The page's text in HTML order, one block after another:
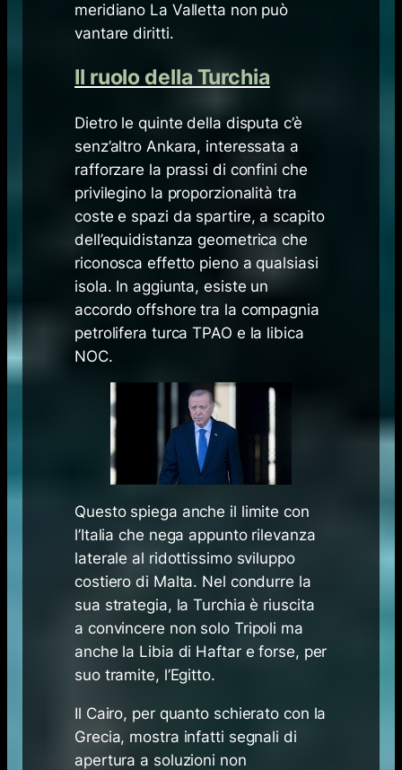
meridiano La Valletta non può
vantare diritti.
Il ruolo della Turchia
Dietro le quinte della disputa c’è
senz’altro Ankara, interessata a
rafforzare la prassi di confini che
privilegino la proporzionalità tra
coste e spazi da spartire, a scapito
dell’equidistanza geometrica che
riconosca effetto pieno a qualsiasi
isola. In aggiunta, esiste un
accordooffshore tra la compagnia
petrolifera turca TPAO e la libica
NOC.
Questo spiega anche il limite con
l’Italia che nega appunto rilevanza
laterale al ridottissimo sviluppo
costiero di Malta. Nel condurre la
sua strategia, la Turchia è riuscita
a convincere non solo Tripoli ma
anche la Libia di Haftar e forse, per
suo tramite, l’Egitto.
Il Cairo, per quanto schierato con la
Grecia, mostra infatti segnali di
apertura a soluzioni non